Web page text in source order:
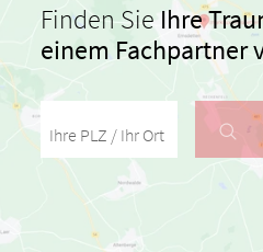
Finden SieIhre
einem Fachpartner
Ihre PLZ / Ihr Ort